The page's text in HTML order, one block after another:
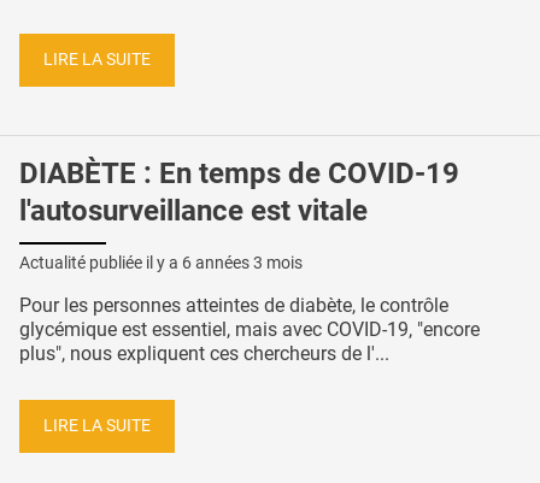
LIRE LA SUITE
DIABÈTE : En temps de COVID-19
l'autosurveillance est vitale
Actualité publiée il y a 6 années 3 mois
Pour les personnes atteintes de diabète, le contrôle
glycémique est essentiel, mais avec COVID-19, "encore
plus", nous expliquent ces chercheurs de l'...
LIRE LA SUITE